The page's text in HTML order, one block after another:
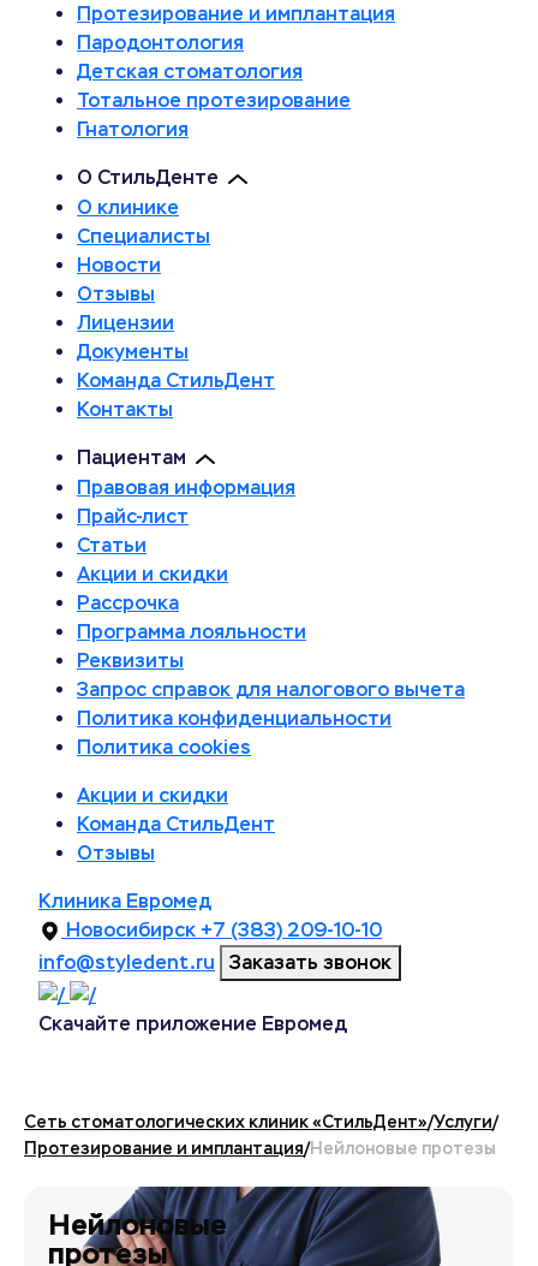
Протезирование и имплантация
Пародонтология
Детская стоматология
Тотальное протезирование
Гнатология
О СтильДенте
О клинике
Специалисты
Новости
Отзывы
Лицензии
Документы
Команда СтильДент
Контакты
Пациентам
Правовая информация
Прайс-лист
Статьи
Акции и скидки
Рассрочка
Программа лояльности
Реквизиты
Запрос справок для налогового вычета
Политика конфиденциальности
Политика cookies
Акции и скидки
Команда СтильДент
Отзывы
Клиника Евромед
Новосибирск +7 (383) 209-10-10
info@styledent.ru
Заказать звонок
Скачайте приложение Евромед
Сеть стоматологических клиник «СтильДент»/Услуги/
Протезирование и имплантация/Нейлоновые протезы
Нейлоновые
протезы